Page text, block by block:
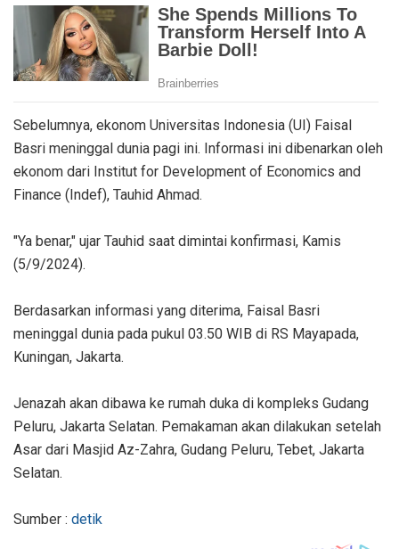
Sebelumnya, ekonom Universitas Indonesia (UI) Faisal
Basri meninggal dunia pagi ini. Informasi ini dibenarkan oleh
ekonom dari Institut for Development of Economics and
Finance (Indef), Tauhid Ahmad.
"Ya benar," ujar Tauhid saat dimintai konfirmasi, Kamis
(5/9/2024).
Berdasarkan informasi yang diterima, Faisal Basri
meninggal dunia pada pukul 03.50 WIB di RS Mayapada,
Kuningan, Jakarta.
Jenazah akan dibawa ke rumah duka di kompleks Gudang
Peluru, Jakarta Selatan. Pemakaman akan dilakukan setelah
Asar dari Masjid Az-Zahra, Gudang Peluru, Tebet, Jakarta
Selatan.
Sumber : detik